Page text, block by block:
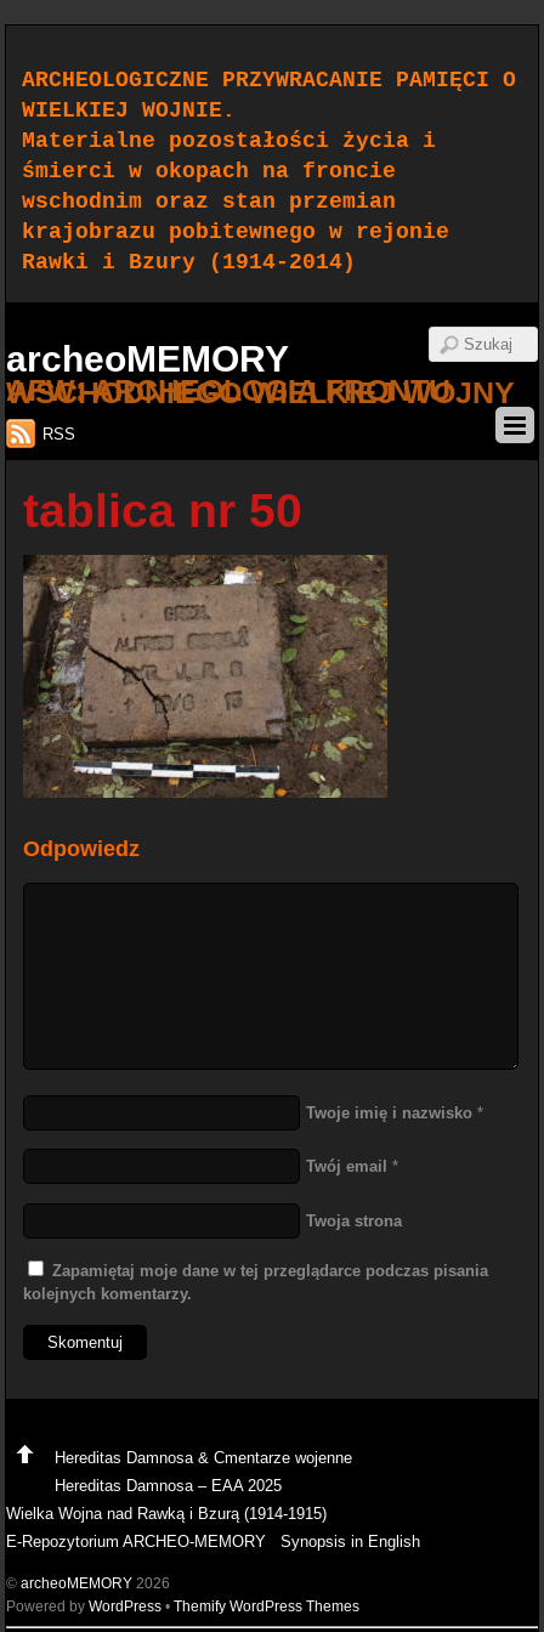
ARCHEOLOGICZNE PRZYWRACANIE PAMIĘCI O
WIELKIEJ WOJNIE.
Materialne pozostałości życia i
śmierci w okopach na froncie
wschodnim oraz stan przemian
krajobrazu pobitewnego w rejonie
Rawki i Bzury (1914-2014)
archeoMEMORY
AFW: ARCHEOLOGIA FRONTU WSCHODNIEGO WIELKIEJ WOJNY
RSS
tablica nr 50
Odpowiedz
Twoje imię i nazwisko *
Twój email *
Twoja strona
Zapamiętaj moje dane w tej przeglądarce podczas pisania
kolejnych komentarzy.
Hereditas Damnosa & Cmentarze wojenne
Hereditas Damnosa – EAA 2025
Wielka Wojna nad Rawką i Bzurą (1914-1915)
E-Repozytorium ARCHEO-MEMORY
Synopsis in English
©archeoMEMORY 2026
Powered byWordPress •Themify WordPress Themes